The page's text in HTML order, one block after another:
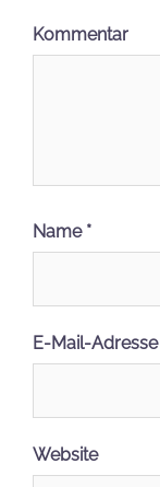
Kommentar
Name *
E-Mail-Adresse
Website